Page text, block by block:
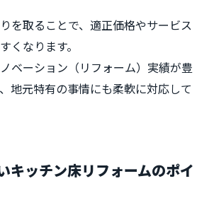
を取ることで、適正価格やサービス
くなります。
ベーション（リフォーム）実績が豊
地元特有の事情にも柔軟に対応して
キッチン床リフォームのポイ